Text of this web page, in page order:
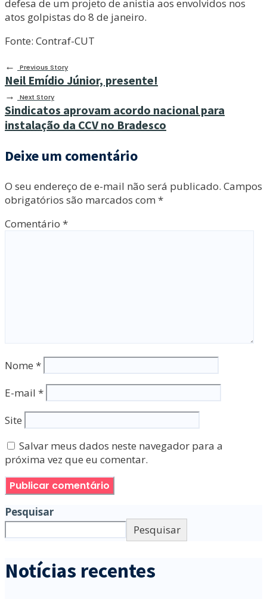
defesa de um projeto de anistia aos envolvidos nos
atos golpistas do 8 de janeiro.
Fonte: Contraf-CUT
←
Previous Story
Neil Emídio Júnior, presente!
→ Next Story
Sindicatos aprovam acordo nacional para
instalação da CCV no Bradesco
Deixe um comentário
O seu endereço de e-mail não será publicado. Campos
obrigatórios são marcados com *
Comentário *
Nome *
E-mail *
Site
Salvar meus dados neste navegador para a
próxima vez que eu comentar.
Pesquisar
Pesquisar
Notícias recentes